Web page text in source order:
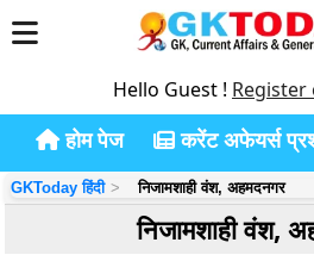
Hello Guest ! Register
होम पेज करेंट अफेयर्स
GKToday हिंदी निजामशाही वंश, अहमदनगर
निजामशाही वंश,